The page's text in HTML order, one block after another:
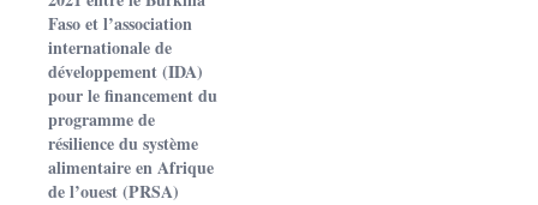
Faso et l’association
internationale de
développement (IDA)
pour le financement du
programme de
résilience du système
alimentaire en Afrique
de l’ouest (PRSA)